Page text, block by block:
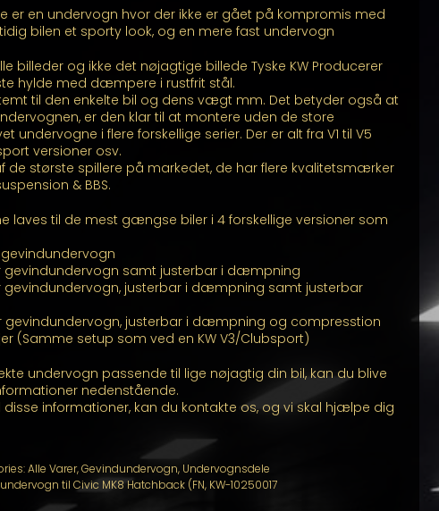
er en undervogn hvor der ikke er gået på kompromis med
bilen et sporty look, og en mere fast undervogn
billeder og ikke det nøjagtige billede Tyske KW Producerer
hylde med dæmpere i rustfrit stål.
til den enkelte bil og dens vægt mm. Det betyder også at
er den klar til at montere uden de store
undervogne i flere forskellige serier. Der er alt fra V1 til V5
versioner osv.
de største spillere på markedet, de har flere kvalitetsmærker
& BBS.
laves til de mest gængse biler i 4 forskellige versioner som
gevindundervogn
gevindundervogn samt justerbar i dæmpning
gevindundervogn, justerbar i dæmpning samt justerbar
gevindundervogn, justerbar i dæmpning og compresstion
(Samme setup som ved en KW V3/Clubsport)
undervogn passende til lige nøjagtig din bil, kan du blive
nedenstående.
disse informationer, kan du kontakte os, og vi skal hjælpe dig
Alle Varer,Gevindundervogn, Undervognsdele
til Civic MK8 Hatchback (FN, KW-10250017